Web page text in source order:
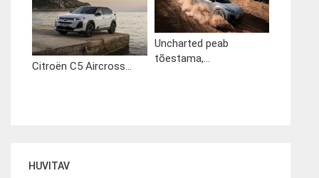
Citroën C5 Aircross...
Uncharted peab
tõestama,...
HUVITAV